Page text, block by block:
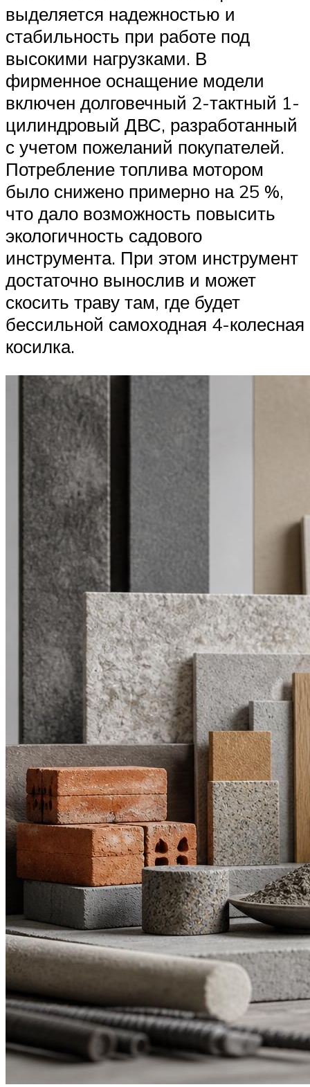
выделяется надежностью и
стабильность при работе под
высокими нагрузками. В
фирменное оснащение модели
включен долговечный 2-тактный 1-
цилиндровый ДВС, разработанный
с учетом пожеланий покупателей.
Потребление топлива мотором
было снижено примерно на 25 %,
что дало возможность повысить
экологичность садового
инструмента. При этом инструмент
достаточно вынослив и может
скосить траву там, где будет
бессильной самоходная 4-колесная
косилка.